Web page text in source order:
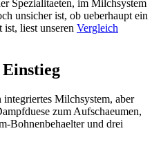
Spezialitaeten, im Milchsystem
unsicher ist, ob ueberhaupt ein
liest unseren Vergleich
Milchsystem, aber
zum Aufschaeumen,
Bohnenbehaelter und drei